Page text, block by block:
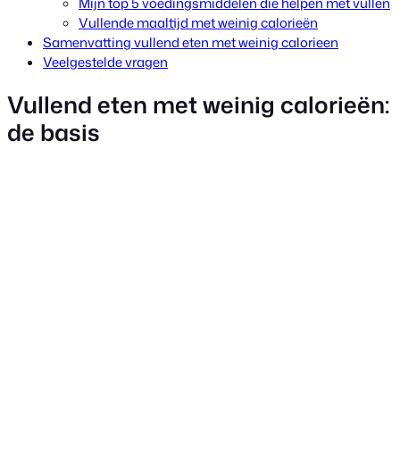
Vullende maaltijd met weinig calorieën
Samenvatting vullend eten met weinig calorieen
Veelgestelde vragen
Vullend eten met weinig calorieën:
de basis